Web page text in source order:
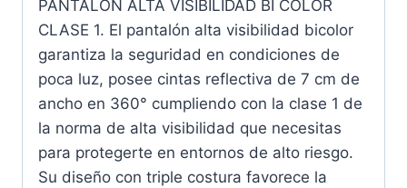
PANTALON ALTA VISIBILIDAD BI COLOR
CLASE 1. El pantalón alta visibilidad bicolor
garantiza la seguridad en condiciones de
poca luz, posee cintas reflectiva de 7 cm de
ancho en 360° cumpliendo con la clase 1 de
la norma de alta visibilidad que necesitas
para protegerte en entornos de alto riesgo.
Su diseño con triple costura favorece la